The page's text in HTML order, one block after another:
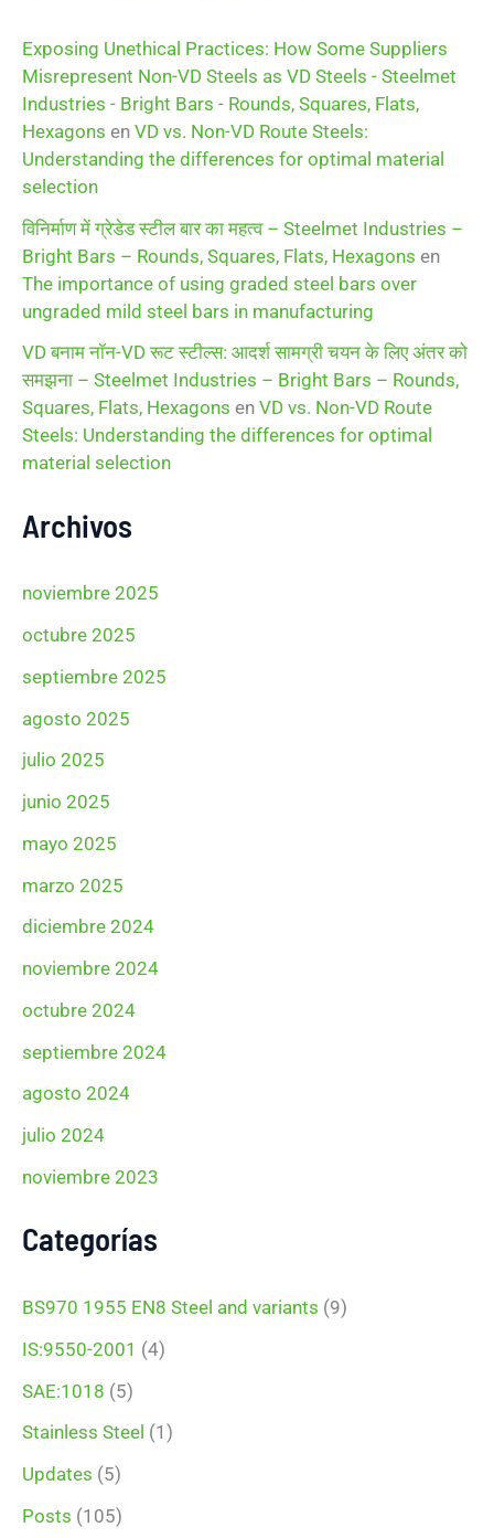
Exposing Unethical Practices: How Some Suppliers
Misrepresent Non-VD Steels as VD Steels - Steelmet
Industries - Bright Bars - Rounds, Squares, Flats,
Hexagons en VD vs. Non-VD Route Steels:
Understanding the differences for optimal material
selection
विनिर्माण में ग्रेडेड स्टील बार का महत्व – Steelmet Industries –
Bright Bars – Rounds, Squares, Flats, Hexagons en
The importance of using graded steel bars over
ungraded mild steel bars in manufacturing
VD बनाम नॉन-VD रूट स्टील्स: आदर्श सामग्री चयन के लिए अंतर को
समझना – Steelmet Industries – Bright Bars – Rounds,
Squares, Flats, Hexagons en VD vs. Non-VD Route
Steels: Understanding the differences for optimal
material selection
Archivos
noviembre 2025
octubre 2025
septiembre 2025
agosto 2025
julio 2025
junio 2025
mayo 2025
marzo 2025
diciembre 2024
noviembre 2024
octubre 2024
septiembre 2024
agosto 2024
julio 2024
noviembre 2023
Categorías
BS970 1955 EN8 Steel and variants (9)
IS:9550-2001 (4)
SAE:1018 (5)
Stainless Steel (1)
Updates (5)
Posts (105)